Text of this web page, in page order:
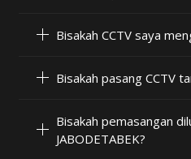
Bisakah CCTV saya
Bisakah pasang CCTV
Bisakah pemasangan
JABODETABEK?